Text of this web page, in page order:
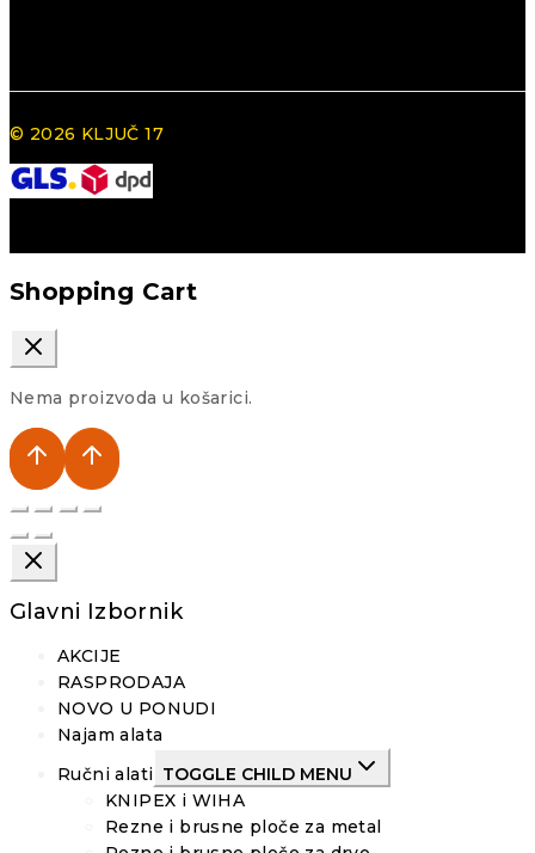
© 2026 KLJUČ 17
Shopping Cart
Nema proizvoda u košarici.
Glavni Izbornik
AKCIJE
RASPRODAJA
NOVO U PONUDI
Najam alata
Ručni alati TOGGLE CHILD MENU
KNIPEX i WIHA
Rezne i brusne ploče za metal